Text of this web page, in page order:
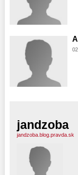
jandzoba
jandzoba.blog.pravda.sk